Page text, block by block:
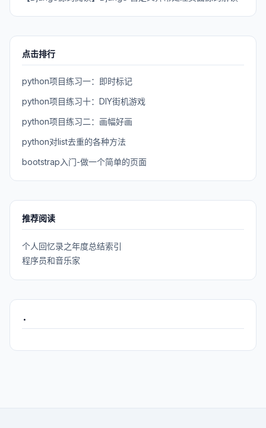
点击排行
python项目练习一：即时标记
python项目练习十：DIY街机游戏
python项目练习二：画幅好画
python对list去重的各种方法
bootstrap入门-做一个简单的页面
推荐阅读
个人回忆录之年度总结索引
程序员和音乐家
.